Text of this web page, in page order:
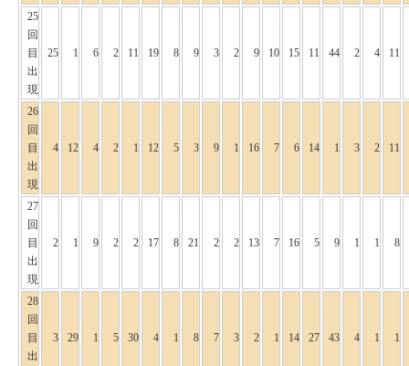
25
回
目
出
現
25 1 6 2 11 19 8 9 3 2 9 10 15 11 44 2 4 11
26
回
目
出
現
4 12 4 2 1 12 5 3 9 1 16 7 6 14 1 3 2 11
27
回
目
出
現
2 1 9 2 2 17 8 21 2 2 13 7 16 5 9 1 1 8
28
回
目
出
3 29 1 5 30 4 1 8 7 3 2 1 14 27 43 4 1 1